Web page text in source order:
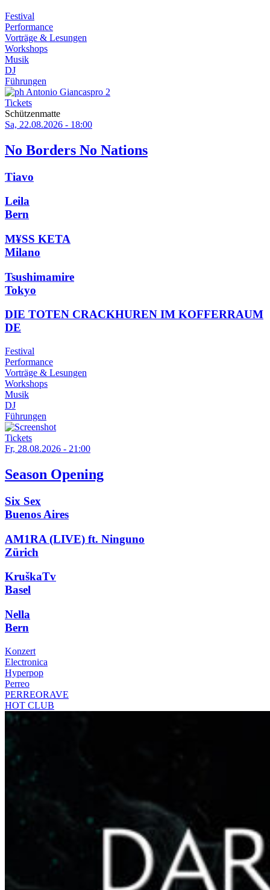
Festival
Performance
Vorträge & Lesungen
Workshops
Musik
DJ
Führungen
Tickets
Schützenmatte
Sa, 22.08.2026 - 18:00
No Borders No Nations
Tiavo
Leila
Bern
M¥SS KETA
Milano
Tsushimamire
Tokyo
DIE TOTEN CRACKHUREN IM KOFFERRAUM
DE
Festival
Performance
Vorträge & Lesungen
Workshops
Musik
DJ
Führungen
Tickets
Fr, 28.08.2026 - 21:00
Season Opening
Six Sex
Buenos Aires
AM1RA (LIVE) ft. Ninguno
Zürich
KruškaTv
Basel
Nella
Bern
Konzert
Electronica
Hyperpop
Perreo
PERREORAVE
HOT CLUB